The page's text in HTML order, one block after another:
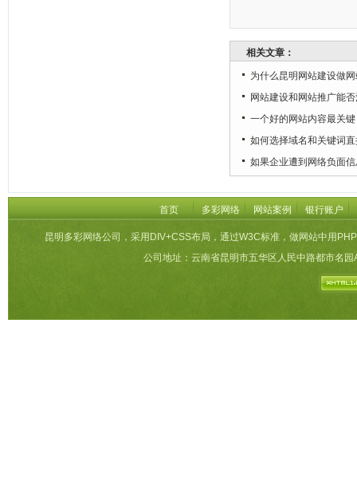
相关文章：
为什么昆明网站建设做
网站建设和网站推广能
一个好的网站内容最关键
如何选择域名和关键词
如果企业遭到网络负面
首页 多彩网络 网站案例 银行账户
昆明多彩网络公司，采用DIV+CSS布局，通过W3C标准，做网站中用
公司地址：云南省昆明市五华区人民中路都市名